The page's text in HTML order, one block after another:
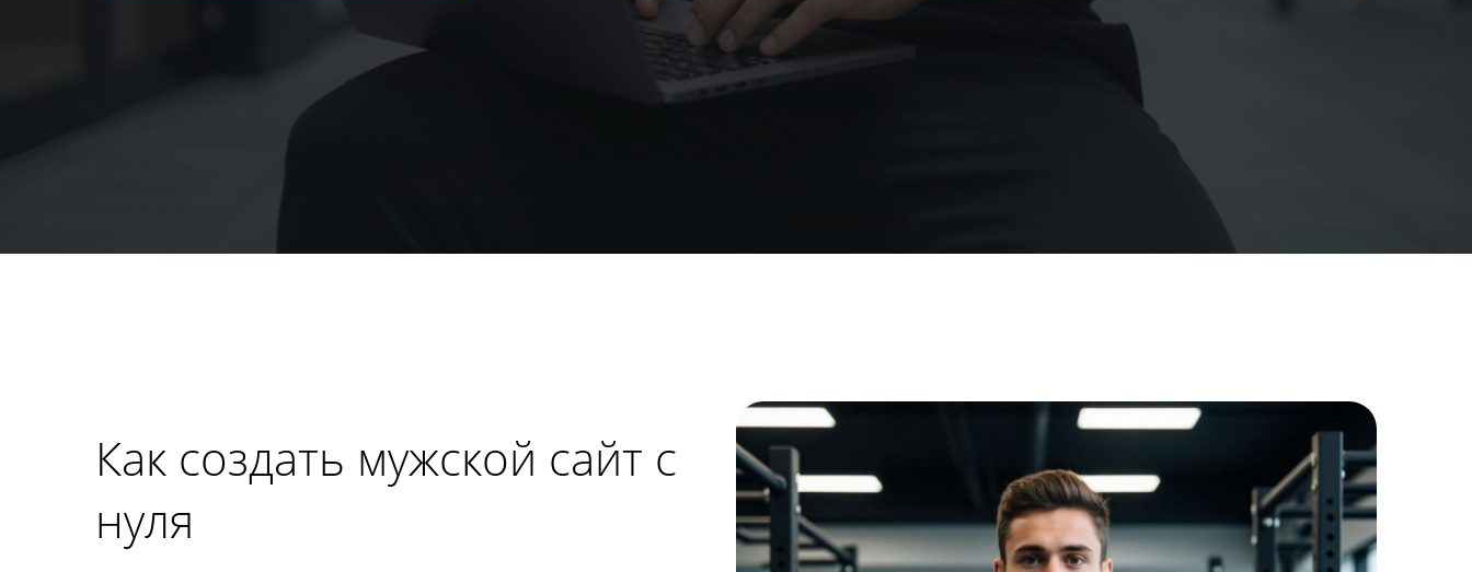
Как создать мужской сайт с
нуля